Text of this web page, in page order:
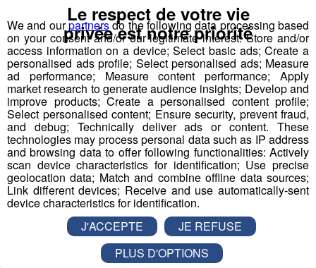
. Placé en haut du tremplinsur l'accessoire
d'envol de son choix, le sauteur effectue une prise d'élan
d'environ 30 mètres qui débouche sur un vide de 40
mètres. Le saut s'effectue retenu par les deux
élastiquesqui accompagnent la trajectoire du sauteur.
Le système se bloque et une fois le sauteur stabilisé,
nous le redescendons entyroliennejusqu'au sol.
​Deux ans d'études, de tests, d'homologations,
d'agréments, de vérifications ont été nécessaires pour
obtenir l'autorisation d'ouverture au public du premier
tremplin de saut à l'élastiqueau monde.
Pour la version hivernale, c'est unsaut à l'élastique
We and ourpartnersdo the following data processing based
on your consent and/or our legitimate interest: Store and/or
access information on a device; Select basic ads; Create a
personalised ads profile; Select personalised ads; Measure
ad performance; Measure content performance; Apply
market research to generate audience insights; Develop and
improve products; Create a personalised content profile;
Select personalised content; Ensure security, prevent fraud,
and debug; Technically deliver ads or content. These
technologies may process personal data such as IP address
and browsing data to offer following functionalities: Actively
scan device characteristics for identification; Use precise
geolocation data; Match and combine offline data sources;
Link different devices; Receive and use automatically-sent
device characteristics for identification.
Le respect de votre vie
privée est notre priorité
J'ACCEPTE
JE REFUSE
PLUS D'OPTIONS